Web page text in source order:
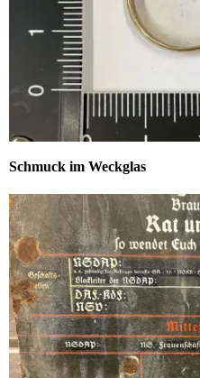
Schmuck im Weckglas